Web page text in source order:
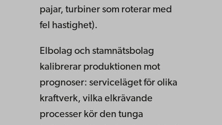
pajar, turbiner som roterar med
fel hastighet).
Elbolag och stamnätsbolag
kalibrerar produktionen mot
prognoser: serviceläget för olika
kraftverk, vilka elkrävande
processer kör den tunga